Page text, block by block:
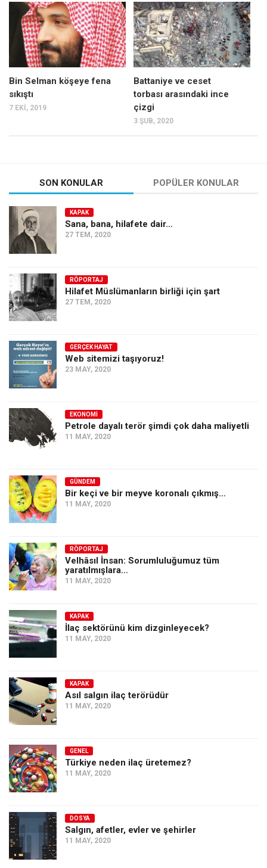
Mehmet Ali Tekin
Abir E. Nahas
Amina S. Jenenkovic
Bağdagül Öz
Kategoriler
Kitap
Karisi kitap sualleri
Ekonomi
Spor
Manzara
Sağlık
Gıda-Beslenme
Hayat
Siyaset
Dünya
Asya
Afrika
Avustralya
Tarih
Dosyalar
Bin Selman köşeye fena
sıkıştı
7 EKI, 2019
Battaniye ve ceset
torbası arasındaki ince
çizgi
3 ŞUB, 2020
SON KONULAR POPÜLER KONULAR
KAPAK
Sana, bana, hilafete dair…
27 TEM, 2020
RÖPORTAJ
Hilafet Müslümanların birliği için şart
27 TEM, 2020
GERÇEK HAYAT
Web sitemizi taşıyoruz!
23 MAY, 2020
EKONOMI
Petrole dayalı terör şimdi çok daha maliyetli
11 MAY, 2020
GÜNDEM
Bir keçi ve bir meyve koronalı çıkmış…
11 MAY, 2020
RÖPORTAJ
Velhâsıl İnsan: Sorumluluğumuz tüm
yaratılmışlara…
11 MAY, 2020
KAPAK
İlaç sektörünü kim dizginleyecek?
11 MAY, 2020
KAPAK
Asıl salgın ilaç terörüdür
11 MAY, 2020
GENEL
Türkiye neden ilaç üretemez?
11 MAY, 2020
DOSYA
Salgın, afetler, evler ve şehirler
11 MAY, 2020